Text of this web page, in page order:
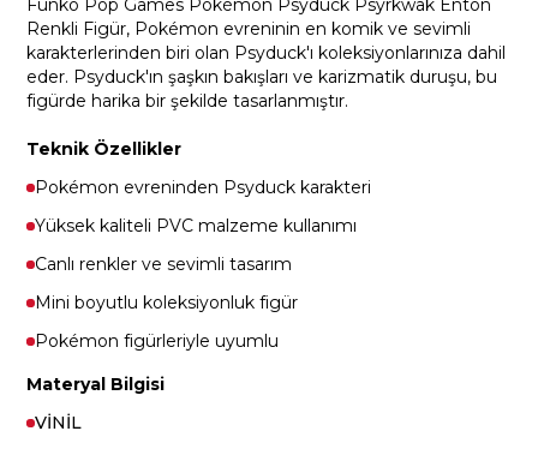
Funko Pop Games Pokémon Psyduck Psyrkwak Enton
Renkli Figür, Pokémon evreninin en komik ve sevimli
karakterlerinden biri olan Psyduck'ı koleksiyonlarınıza dahil
eder. Psyduck'ın şaşkın bakışları ve karizmatik duruşu, bu
figürde harika bir şekilde tasarlanmıştır.
Teknik Özellikler
Pokémon evreninden Psyduck karakteri
Yüksek kaliteli PVC malzeme kullanımı
Canlı renkler ve sevimli tasarım
Mini boyutlu koleksiyonluk figür
Pokémon figürleriyle uyumlu
Materyal Bilgisi
VİNİL